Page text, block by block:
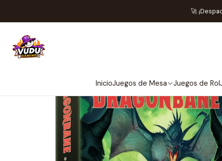
InicioJuegos de Mesa Juegos de Rol
🚀